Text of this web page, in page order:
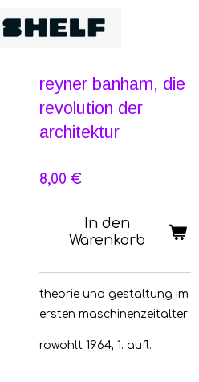
reyner banham, die
revolution der
architektur
8,00 €
In den
Warenkorb
theorie und gestaltung im
ersten maschinenzeitalter
rowohlt 1964, 1. aufl.